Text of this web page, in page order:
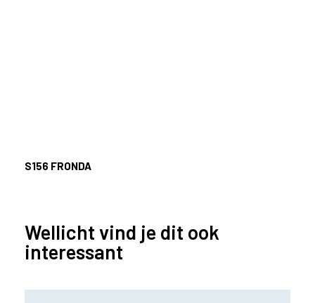
S156 FRONDA
Wellicht vind je dit ook
interessant